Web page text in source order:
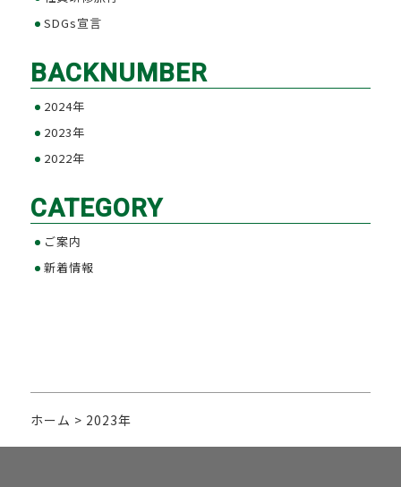
SDGs宣言
BACKNUMBER
2024年
2023年
2022年
CATEGORY
ご案内
新着情報
ホーム > 2023年